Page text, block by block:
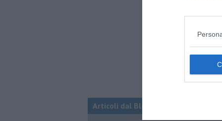
Articoli dal Blog “Disincantato” di